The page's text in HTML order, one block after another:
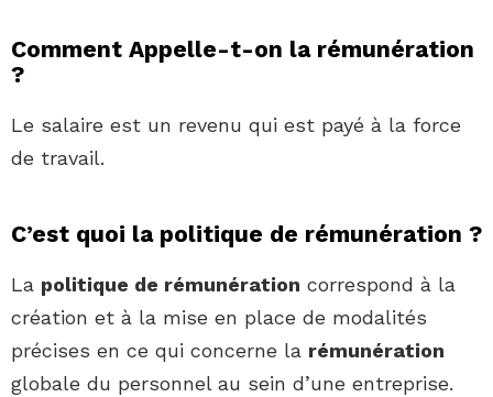
Comment Appelle-t-on la rémunération
?
Le salaire est un revenu qui est payé à la force
de travail.
C’est quoi la politique de rémunération ?
La politique de rémunération correspond à la
création et à la mise en place de modalités
précises en ce qui concerne la rémunération
globale du personnel au sein d’une entreprise.